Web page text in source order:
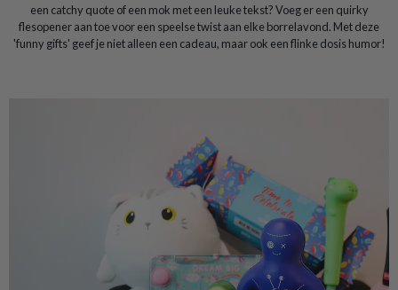
een catchy quote of een mok met een leuke tekst? Voeg er een quirky
flesopener aan toe voor een speelse twist aan elke borrelavond. Met deze
'funny gifts' geef je niet alleen een cadeau, maar ook een flinke dosis humor!